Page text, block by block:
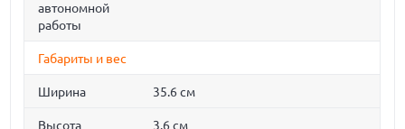
автономной
работы
Габариты и вес
Ширина 35.6 см
Высота 3.6 см